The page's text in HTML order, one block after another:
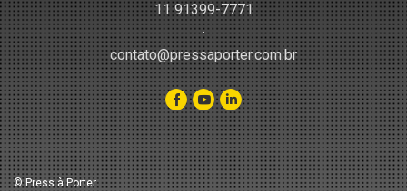
11 91399-7771
∙
contato@pressaporter.com.br
© Press à Porter